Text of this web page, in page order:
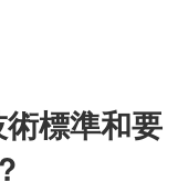
標準和要